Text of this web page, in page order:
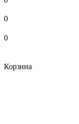
0
0
Корзина